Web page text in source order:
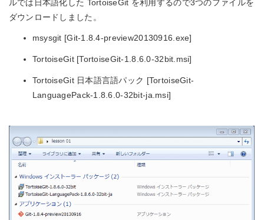
ルでは日本語化した TortoiseGit を利用するので3つのファイルを
ダウンロードしました。
msysgit [Git-1.8.4-preview20130916.exe]
TortoiseGit [TortoiseGit-1.8.6.0-32bit.msi]
TortoiseGit 日本語言語パック [TortoiseGit-
LanguagePack-1.8.6.0-32bit-ja.msi]